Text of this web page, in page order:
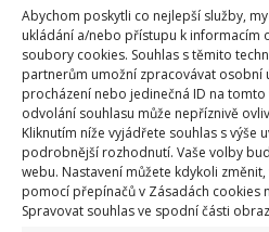
Abychom poskytli co nejlepší služby,
ukládání a/nebo přístupu k informacím
soubory cookies. Souhlas s těmito
partnerům umožní zpracovávat osobní
procházení nebo jedinečná ID na
odvolání souhlasu může nepříznivě
Kliknutím níže vyjádřete souhlas s výše
podrobnější rozhodnutí. Vaše volby
webu. Nastavení můžete kdykoli
pomocí přepínačů v Zásadách cookies
Spravovat souhlas ve spodní části
Fotografie: Pxhere
Ve výsledku vám tak levný
potřeby než ty dražší. S tím